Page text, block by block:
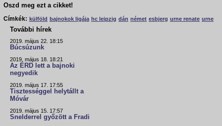
Oszd meg ezt a cikket!
Címkék: külföld bajnokok ligája hc leipzig dán német esbjerg urne renate urne
További hírek
2019. május 22. 18:15
Búcsúzunk
2019. május 18. 18:21
Az ÉRD lett a bajnoki
negyedik
2019. május 17. 17:55
Tisztességgel helytállt a
Móvár
2019. május 15. 17:57
Snelderrel győzött a Fradi